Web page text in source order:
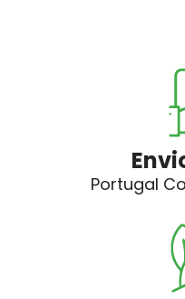
Portugal